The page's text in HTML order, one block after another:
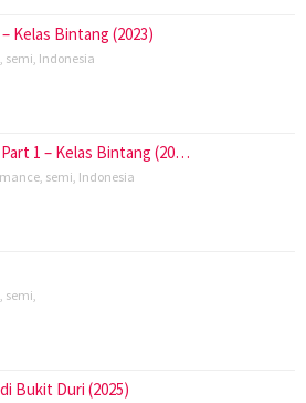
Kelas Bintang (2023)
semi Indonesia
1 – Kelas Bintang (20…
semi Indonesia
semi
Bukit Duri (2025)